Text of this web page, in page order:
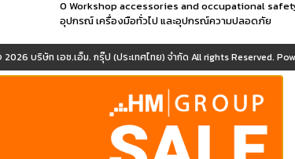
0 Workshop accessories and occupational
อุปกรณ์ เครื่องมือทั่วไป และอุปกรณ์ความปลอดภัย
2026 บริษัท เอช.เอ็ม. กรุ๊ป (ประเทศไทย) จำกัด All rights Reserved.